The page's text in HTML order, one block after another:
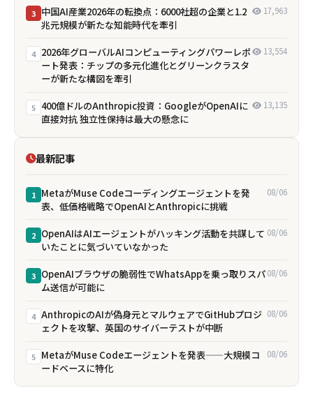
3 中国AI産業2026年の転換点：6000社超の企業と1.2
兆元規模が新たな知能時代を牽引
17,963
4 2026年グローバルAIコンピューティングパワーレポ
ート発表：チップの多元化進化とグリーンクラスタ
ーが新たな構図を牽引
13,554
5 400億ドルのAnthropic投資：GoogleがOpenAIに
直接対抗 独立性保持は最大の懸念に
13,135
最新記事
1 MetaがMuse Codeコーディングエージェントを発
表、低価格戦略でOpenAIとAnthropicに挑戦
08/06
2 OpenAIはAIエージェントがハッキング活動を共謀して
いたことに気づいていなかった
08/06
3 OpenAIブラウザの脆弱性でWhatsAppを乗っ取りスパ
ム送信が可能に
08/06
4 AnthropicのAIが偽身元とマルウェアでGitHubプロジ
ェクトを攻撃、英国のサイバーテストが中断
08/06
5 MetaがMuse Codeエージェントを発表——大規模コ
ードベースに特化
08/06